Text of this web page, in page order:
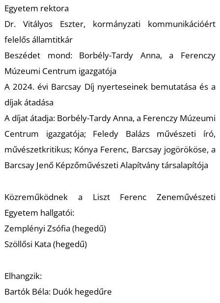
Egyetem rektora
Dr. Vitályos Eszter, kormányzati kommunikációért
felelős államtitkár
Beszédet mond: Borbély-Tardy Anna, a Ferenczy
Múzeumi Centrum igazgatója
A 2024. évi Barcsay Díj nyerteseinek bemutatása és a
díjak átadása
A díjat átadja: Borbély-Tardy Anna, a Ferenczy Múzeumi
Centrum igazgatója; Feledy Balázs művészeti író,
művészetkritikus; Kónya Ferenc, Barcsay jogörököse, a
Barcsay Jenő Képzőművészeti Alapítvány társalapítója
Közreműködnek a Liszt Ferenc Zeneművészeti
Egyetem hallgatói:
Zemplényi Zsófia (hegedű)
Szöllősi Kata (hegedű)
Elhangzik:
Bartók Béla: Duók hegedűre